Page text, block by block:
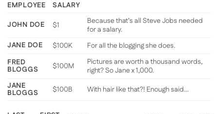
EMPLOYEE
SALARY
JOHN DOE
$1
Because that’s all Steve Jobs needed
for a salary.
JANE DOE
$100K
For all the blogging she does.
FRED
BLOGGS $100M
Pictures are worth a thousand words,
right? So Jane x 1,000.
JANE
BLOGGS $100B With hair like that?! Enough said…